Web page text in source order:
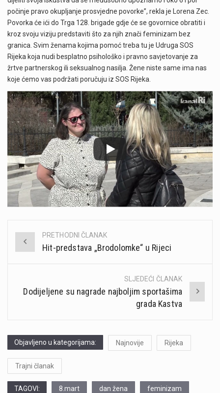
počinje pravo okupljanje prosvjedne povorke”, rekla je Lorena Zec.
Povorka će ići do Trga 128. brigade gdje će se govornice obratiti i
kroz svoju viziju predstaviti što za njih znači feminizam bez
granica. Svim ženama kojima pomoć treba tu je Udruga SOS
Rijeka koja nudi besplatno psihološko i pravno savjetovanje za
žrtve partnerskog ili seksualnog nasilja. Žene niste same ima nas
koje ćemo vas podržati poručuju iz SOS Rijeka.
Post
navigation
PRETHODNI ČLANAK
Hit-predstava „Brodolomke“ u Rijeci
SLJEDEĆI ČLANAK
Dodijeljene su nagrade najboljim sportašima
grada Kastva
Objavljeno u kategorijama: Najnovije Rijeka
Trajni članak
TAGOVI: 8.mart dan žena feminizam